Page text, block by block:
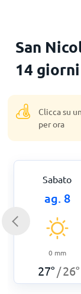
San
14 giorni
Clicca su
per ora
Sabato
ag. 8
0 mm
27° /26°